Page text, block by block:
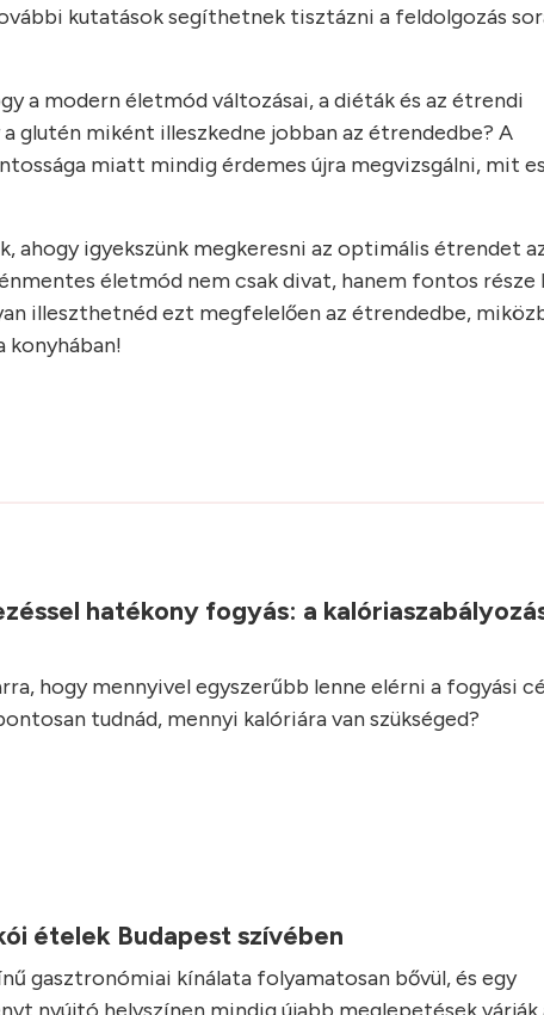
kutatások segíthetnek tisztázni a feldolgozás
a modern életmód változásai, a diéták és az étrendi
glutén miként illeszkedne jobban az étrendedbe? A
miatt mindig érdemes újra megvizsgálni, mit
ahogy igyekszünk megkeresni az optimális étrendet
életmód nem csak divat, hanem fontos része
illeszthetnéd ezt megfelelően az étrendedbe,
konyhában!
hatékony fogyás: a
hogy mennyivel egyszerűbb lenne elérni a fogyási
tudnád, mennyi kalóriára van szükséged?
ételek Budapest szívében
gasztronómiai kínálata folyamatosan bővül, és egy